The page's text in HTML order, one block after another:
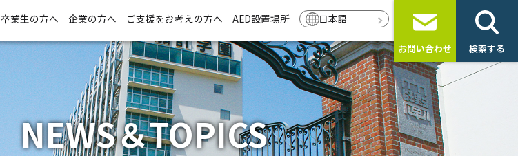
卒業生の方へ 企業の方へ ご支援をお考えの方へ AED設置場所 日本語
お問い合わせ 検索する
NEWS＆TOPICS